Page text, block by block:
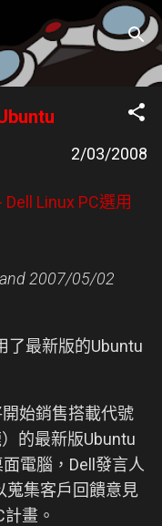
2/03/2008
Linux PC選用
2007/05/02
了最新版的Ubuntu
始銷售搭載代號
的最新版Ubuntu
電腦，Dell發言人
蒐集客戶回饋意見
畫。